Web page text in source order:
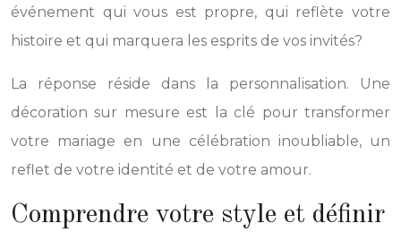
événement qui vous est propre, qui reflète votre
histoire et qui marquera les esprits de vos invités?
La réponse réside dans la personnalisation. Une
décoration sur mesure est la clé pour transformer
votre mariage en une célébration inoubliable, un
reflet de votre identité et de votre amour.
Comprendre votre style et définir